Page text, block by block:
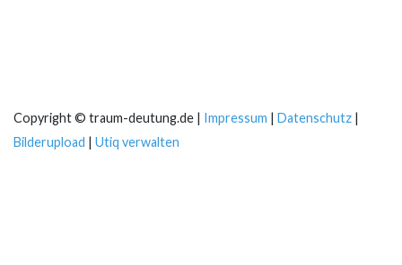
Copyright © traum-deutung.de | Impressum | Datenschutz |
Bilderupload | Utiq verwalten